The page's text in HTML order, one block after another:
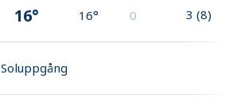
16° 16° 0 3 (8)
Soluppgång